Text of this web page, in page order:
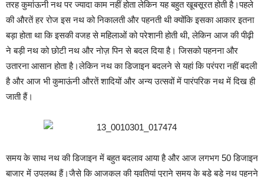
तरह कुमांऊनी नथ पर ज्यादा काम नहीं होता लेकिन यह बहुत खूबसूरत होती है।पहले
की औरतें हर रोज इस नथ को निकालती और पहनती थी क्योंकि इसका आकार इतना
बड़ा होता था कि इसकी वजह से महिलाओं को परेशानी होती थी, लेकिन आज की पीढ़ी
ने बड़ी नथ को छोटी नथ और नोज़ पिन से बदल दिया है। जिसको पहनना और
उतारना आसान होता है।लेकिन नथ का डिजाइन बदलने से यहां कि परंपरा नहीं बदली
है और आज भी कुमाऊंनी औरतें शादियों और अन्य उत्सवों में पारंपरिक नथ में दिख ही
जाती हैं।
समय के साथ नथ की डिजाइन में बहुत बदलाव आया है और आज लगभग 50 डिजाइन
बाजार में उपलब्ध हैं।जैसे कि आजकल की युवतियां पुराने समय के बड़े बड़े नथ पहनने